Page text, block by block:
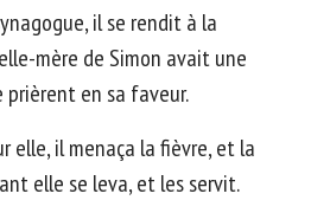
il se rendit à la
mère de Simon avait une
en sa faveur.
elle, il menaça la fièvre, et la
elle se leva, et les servit.